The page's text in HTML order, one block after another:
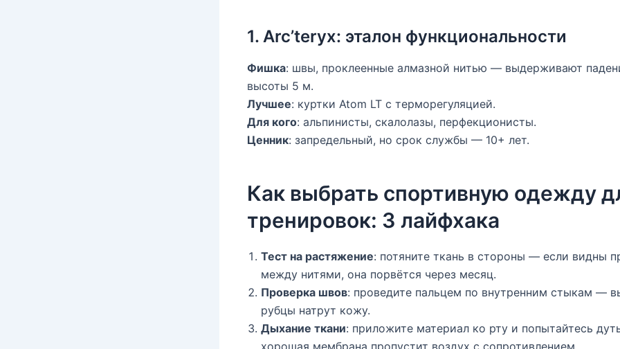
1. Arc’teryx: эталон функциональности
Фишка: швы, проклеенные алмазной нитью — выдерживают
высоты 5 м.
Лучшее: куртки Atom LT с терморегуляцией.
Для кого: альпинисты, скалолазы, перфекционисты.
Ценник: запредельный, но срок службы — 10+ лет.
Как выбрать спортивную одежду
тренировок: 3 лайфхака
Тест на растяжение: потяните ткань в стороны — если видны
между нитями, она порвётся через месяц.
Проверка швов: проведите пальцем по внутренним стыкам —
рубцы натрут кожу.
Дыхание ткани: приложите материал ко рту и попытайтесь